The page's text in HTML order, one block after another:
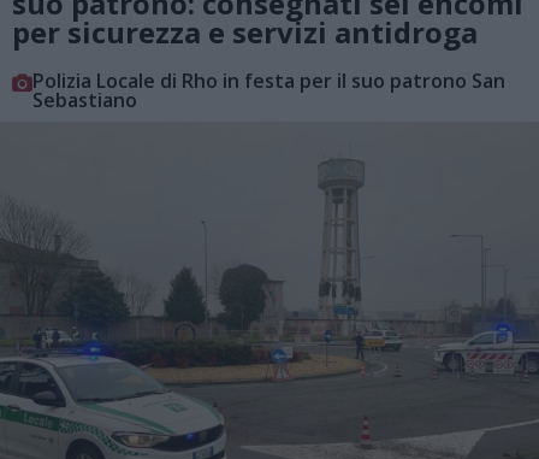
per sicurezza e servizi antidroga
Polizia Locale di Rho in festa per il suo patrono San
Sebastiano